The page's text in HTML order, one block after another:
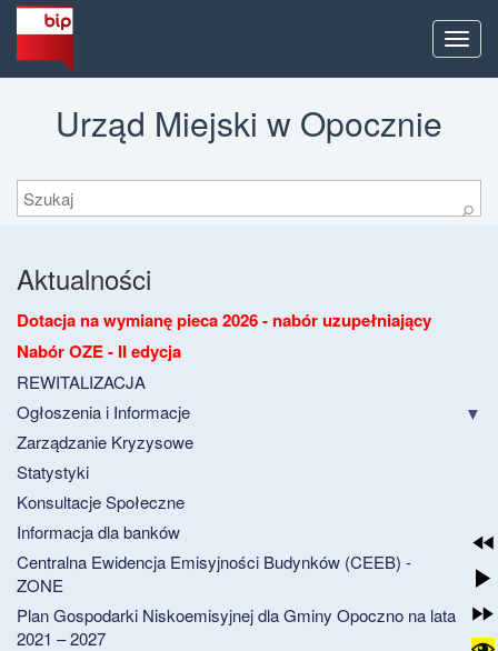
Menu
Urząd Miejski w Opocznie
Szukaj
⚲
Aktualności
Dotacja na wymianę pieca 2026 - nabór uzupełniający
Nabór OZE - II edycja
REWITALIZACJA
Ogłoszenia i Informacje
Zarządzanie Kryzysowe
Statystyki
Konsultacje Społeczne
Informacja dla banków
Centralna Ewidencja Emisyjności Budynków (CEEB) -
ZONE
Plan Gospodarki Niskoemisyjnej dla Gminy Opoczno na lata
2021 – 2027